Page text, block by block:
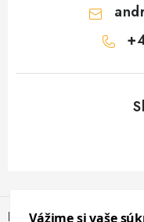
Informácie pre vás